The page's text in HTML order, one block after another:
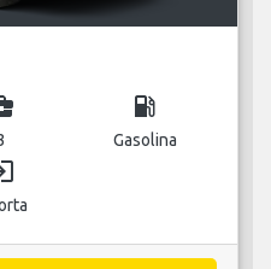
local_gas_station
Gasolina